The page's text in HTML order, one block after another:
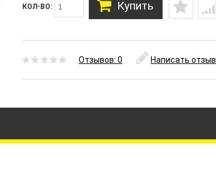
КОЛ-ВО: Купить
Отзывов: 0 Написать отзыв